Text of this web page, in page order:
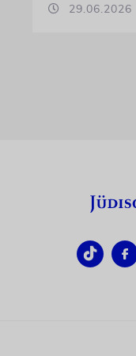
29.06.2026